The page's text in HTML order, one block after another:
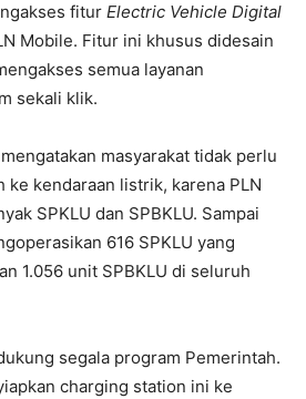
fitur Electric Vehicle Digital
Mobile. Fitur ini khusus didesain
semua layanan
sekali klik.
masyarakat tidak perlu
ke kendaraan listrik, karena PLN
SPKLU dan SPBKLU. Sampai
616 SPKLU yang
1.056 unit SPBKLU di seluruh
segala program Pemerintah.
charging station ini ke